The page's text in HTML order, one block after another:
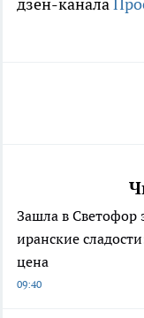
Зашла в Светофор
иранские
цена
09:40